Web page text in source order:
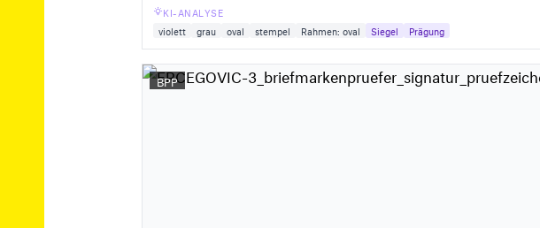
KI-ANALYSE
violett
grau oval stempel Rahmen: oval Siegel Prägung
BPP